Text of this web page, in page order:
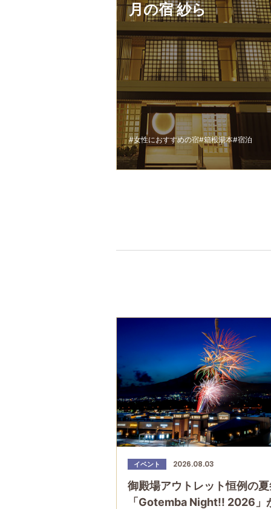
月の宿 紗ら
#女性におすすめの宿#箱根湯本#宿泊
イベント 2026.08.03
御殿場アウトレット恒例の
「Gotemba Night!! 2026」